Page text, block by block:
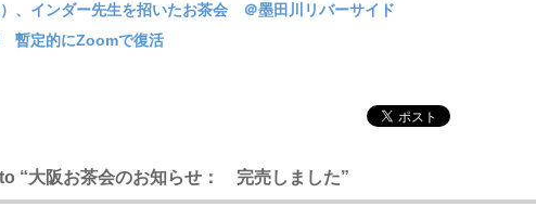
、インダー先生を招いたお茶会 ＠墨田川リバーサイド
暫定的にZoomで復活
“大阪お茶会のお知らせ： 完売しました”